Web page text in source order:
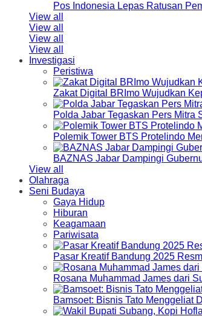
Pos Indonesia Lepas Ratusan
View all
View all
View all
View all
Investigasi
Peristiwa
Zakat Digital BRImo Wujudkan
Polda Jabar Tegaskan Pers Mitra
Polemik Tower BTS Protelindo
BAZNAS Jabar Dampingi
View all
Olahraga
Seni Budaya
Gaya Hidup
Hiburan
Keagamaan
Pariwisata
Pasar Kreatif Bandung 2025
Rosana Muhammad James dari
Bamsoet: Bisnis Tato Menggeliat